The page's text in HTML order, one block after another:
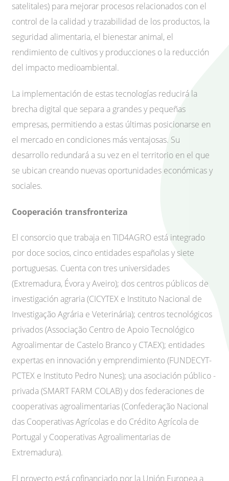
satelitales) para mejorar procesos relacionados con el
control de la calidad y trazabilidad de los productos, la
seguridad alimentaria, el bienestar animal, el
rendimiento de cultivos y producciones o la reducción
del impacto medioambiental.
La implementación de estas tecnologías reducirá la
brecha digital que separa a grandes y pequeñas
empresas, permitiendo a estas últimas posicionarse en
el mercado en condiciones más ventajosas. Su
desarrollo redundará a su vez en el territorio en el que
se ubican creando nuevas oportunidades económicas y
sociales.
Cooperación transfronteriza
El consorcio que trabaja en TID4AGRO está integrado
por doce socios, cinco entidades españolas y siete
portuguesas. Cuenta con tres universidades
(Extremadura, Évora y Aveiro); dos centros públicos de
investigación agraria (CICYTEX e Instituto Nacional de
Investigação Agrária e Veterinária); centros tecnológicos
privados (Associação Centro de Apoio Tecnológico
Agroalimentar de Castelo Branco y CTAEX); entidades
expertas en innovación y emprendimiento (FUNDECYT-
PCTEX e Instituto Pedro Nunes); una asociación público -
privada (SMART FARM COLAB) y dos federaciones de
cooperativas agroalimentarias (Confederação Nacional
das Cooperativas Agrícolas e do Crédito Agrícola de
Portugal y Cooperativas Agroalimentarias de
Extremadura).
El proyecto está cofinanciado por la Unión Europea a